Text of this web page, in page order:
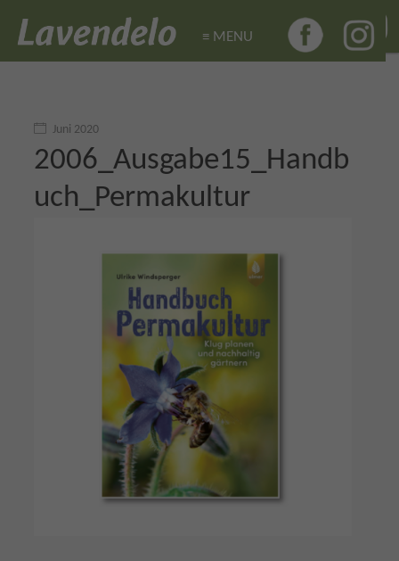
≡ MENU
≡ MENU
Juni 2020
2006_Ausgabe15_Handb
uch_Permakultur